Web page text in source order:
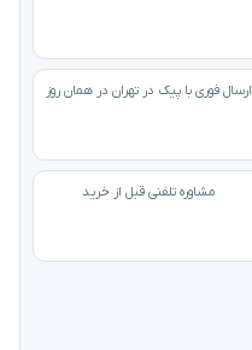
ارسال فوری با پیک در تهران در همان روز
مشاوره تلفنی قبل از خرید